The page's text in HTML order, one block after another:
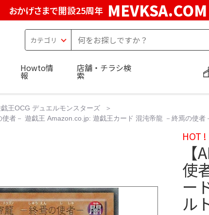
おかげさまで開設25周年
Howto情
報
店舗・チラシ検
索
王OCG デュエルモンスターズ
使者－ 遊戯王 Amazon.co.jp: 遊戯王カード 混沌帝龍 －終焉の使者
HOT !
使
ー
ル